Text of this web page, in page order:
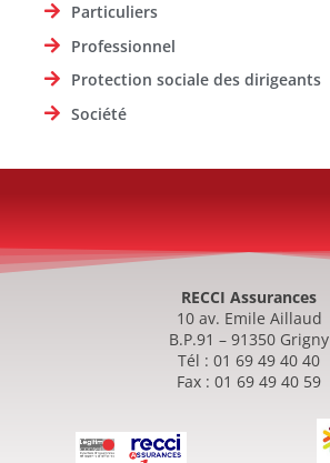
Particuliers
Professionnel
Protection sociale des dirigeants
Société
RECCI Assurances
10 av. Emile Aillaud
B.P.91 – 91350 Grigny
Tél : 01 69 49 40 40
Fax : 01 69 49 40 59